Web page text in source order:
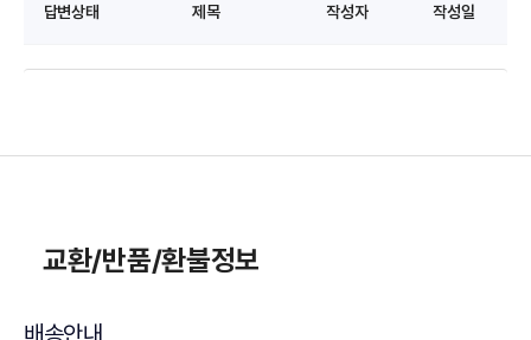
답변상태 제목 작성자 작성일
교환/반품/환불정보